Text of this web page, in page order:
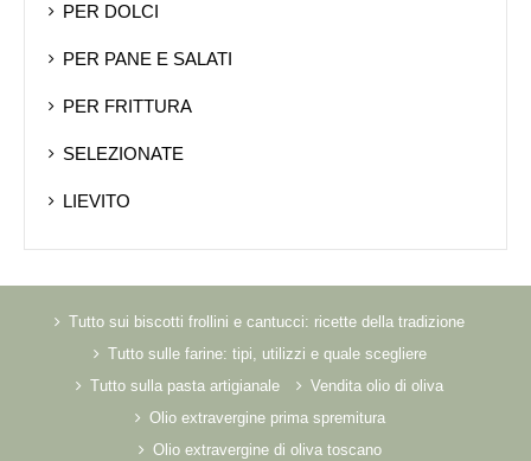
PER DOLCI
PER PANE E SALATI
PER FRITTURA
SELEZIONATE
LIEVITO
Tutto sui biscotti frollini e cantucci: ricette della tradizione
Tutto sulle farine: tipi, utilizzi e quale scegliere
Tutto sulla pasta artigianale
Vendita olio di oliva
Olio extravergine prima spremitura
Olio extravergine di oliva toscano